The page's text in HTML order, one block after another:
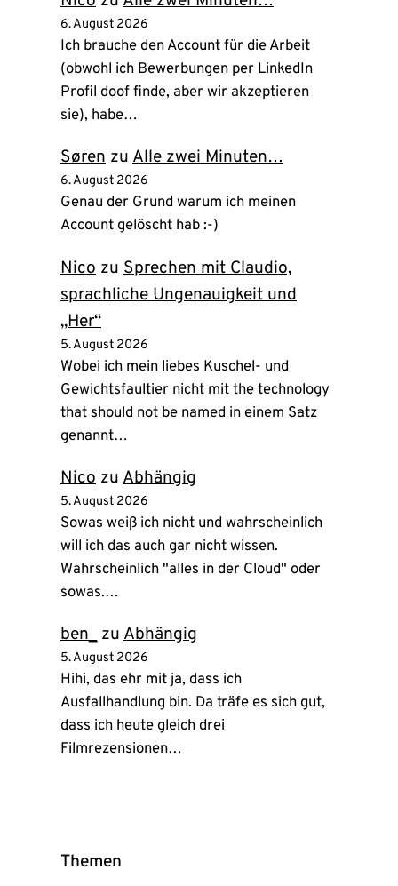
6. August 2026
Ich brauche den Account für die Arbeit
(obwohl ich Bewerbungen per LinkedIn
Profil doof finde, aber wir akzeptieren
sie), habe…
Søren zu Alle zwei Minuten…
6. August 2026
Genau der Grund warum ich meinen
Account gelöscht hab :-)
Nico zu Sprechen mit Claudio,
sprachliche Ungenauigkeit und
„Her“
5. August 2026
Wobei ich mein liebes Kuschel- und
Gewichtsfaultier nicht mit the technology
that should not be named in einem Satz
genannt…
Nico zu Abhängig
5. August 2026
Sowas weiß ich nicht und wahrscheinlich
will ich das auch gar nicht wissen.
Wahrscheinlich "alles in der Cloud" oder
sowas.…
ben_zu Abhängig
5. August 2026
Hihi, das ehr mit ja, dass ich
Ausfallhandlung bin. Da träfe es sich gut,
dass ich heute gleich drei
Filmrezensionen…
Themen